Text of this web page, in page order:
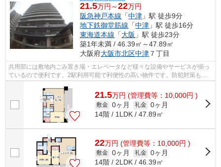
21.5万円～22万円
阪急神戸本線 「中津 」駅 徒歩9分
地下鉄御堂筋線 「中津 」駅 徒歩16分
東海道本線 「大阪 」駅 徒歩23分
築1年未満 / 46.39㎡～47.89㎡
大阪府大阪市北区中津 ７丁目
共用部には敷地内ごみ置き場・エレベータなど様々な設備やサービスが揃っ
ているので便利です。2駅利用可能で利便性の高い物件です。防犯対策もバ
ッチリなマンションタイプの物件です。...
21.5万円 (管理費等：10,000円 )
敷金 0ヶ月 礼金 0ヶ月
14階 / 1LDK / 47.89㎡
22万円 (管理費等：10,000円 )
敷金 0ヶ月 礼金 0ヶ月
14階 / 2LDK / 46.39㎡